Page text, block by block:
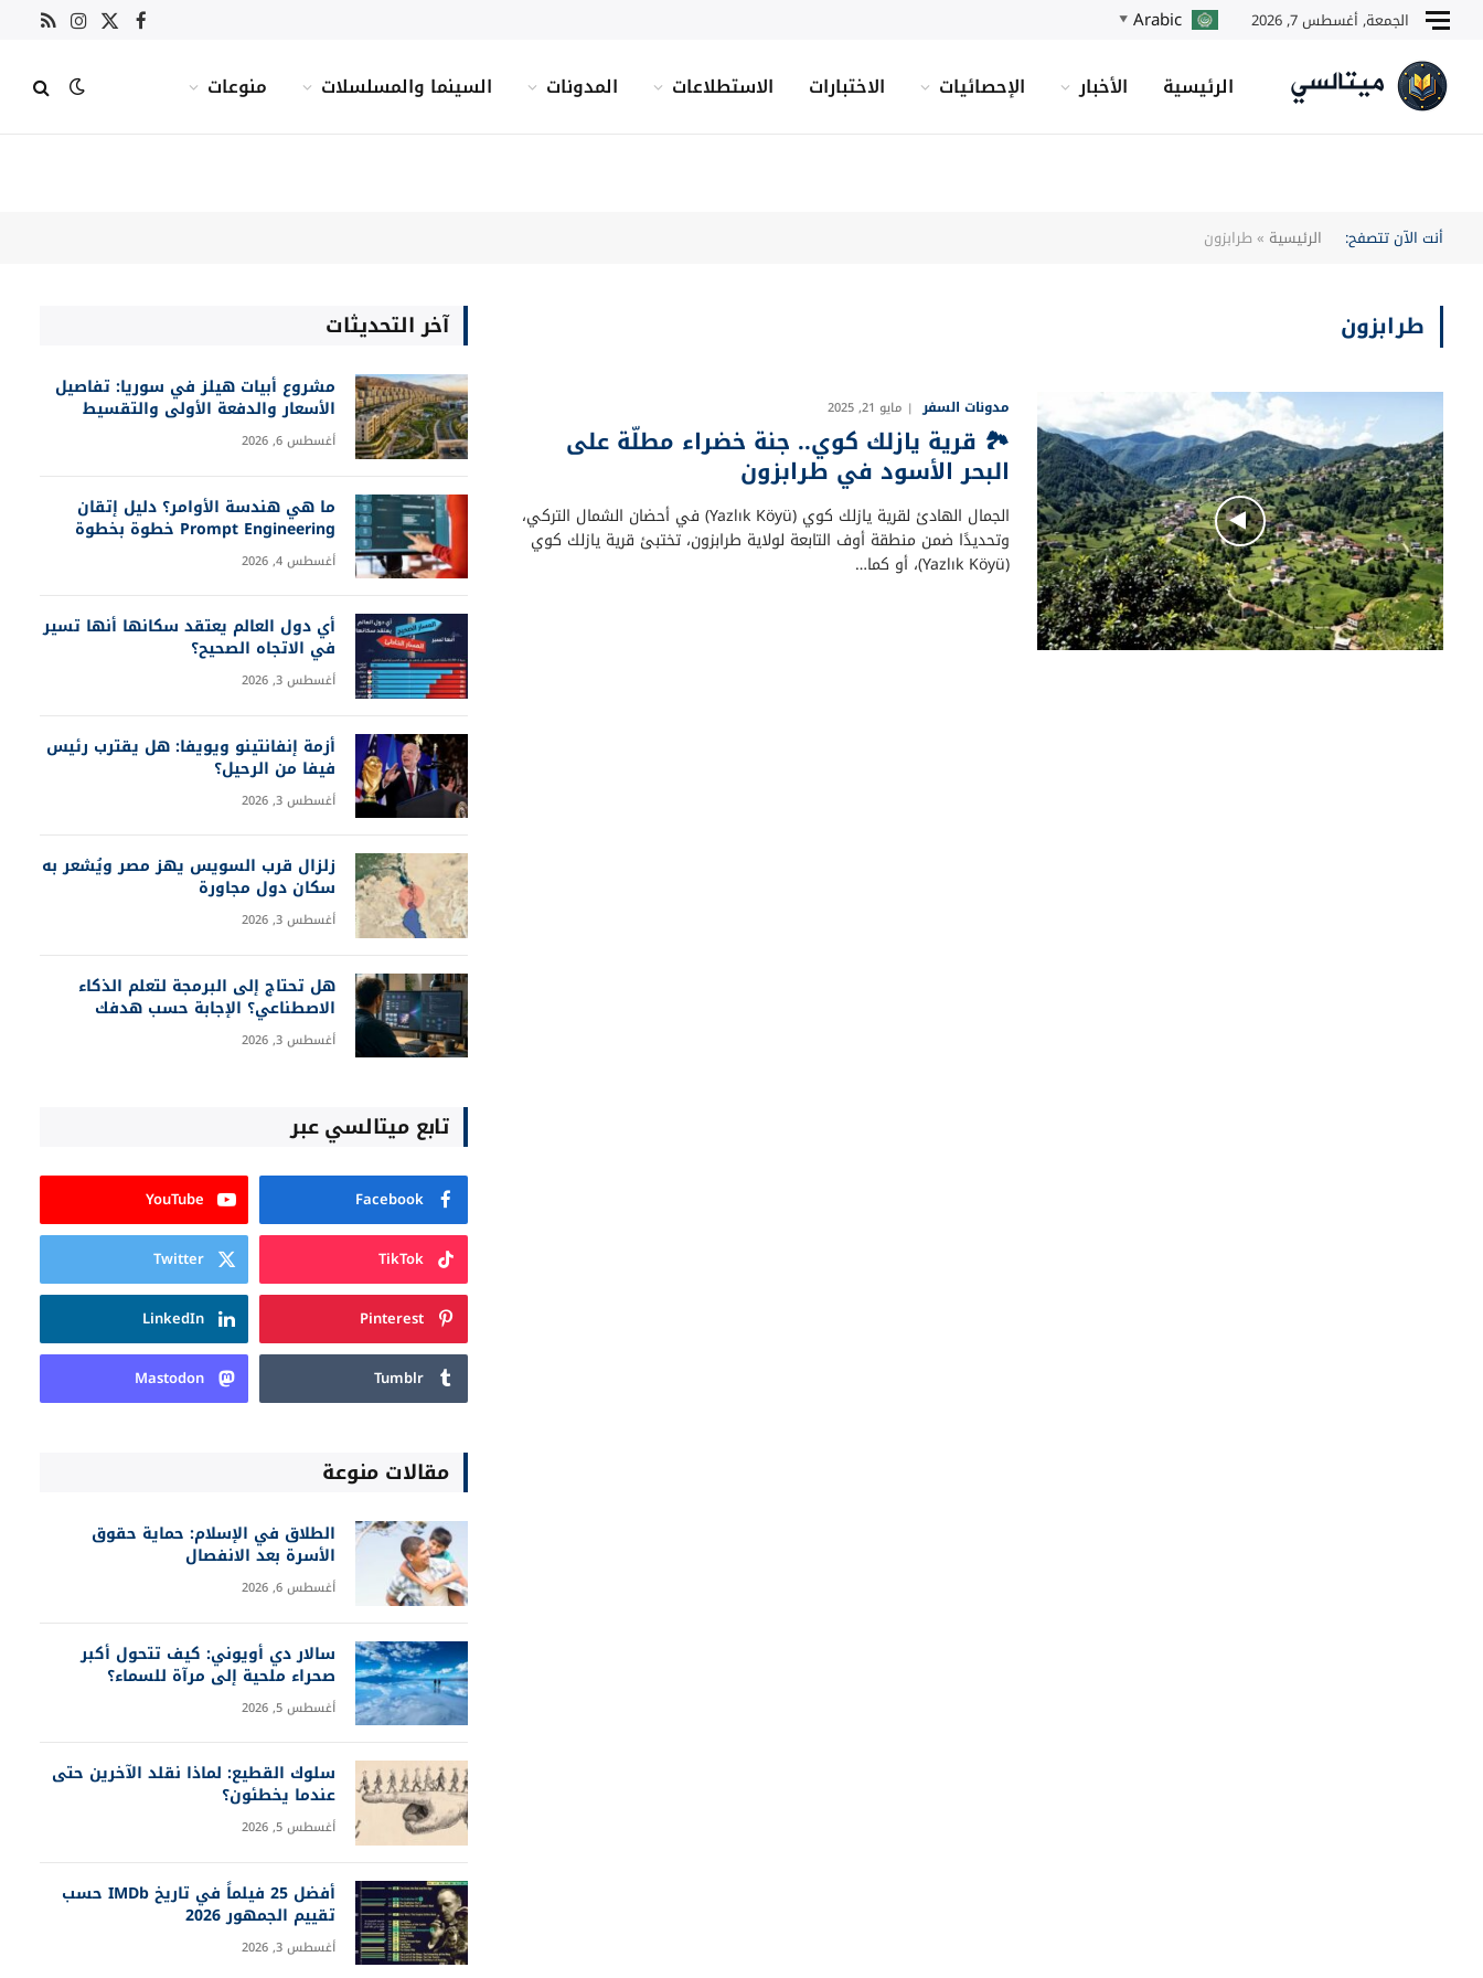
الجمعة, أغسطس 7, 2026 Arabic
▼ فيسبوك
X الانستغرام
RSS
الرئيسية الأخبار الإحصائيات الاختبارات الاستطلاعات المدونات السينما والمسلسلات منوعات
أنت الآن تتصفح: الرئيسية » طرابزون
طرابزون
مدونات السفر مايو 21, 2025
🏞️ قرية يازلك كوي.. جنة خضراء مطلّة على
البحر الأسود في طرابزون
الجمال الهادئ لقرية يازلك كوي (Yazlık Köyü) في أحضان الشمال التركي،
وتحديدًا ضمن منطقة أوف التابعة لولاية طرابزون، تختبئ قرية يازلك كوي
(Yazlık Köyü)، أو كما…
آخر التحديثات
مشروع أبيات هيلز في سوريا: تفاصيل
الأسعار والدفعة الأولى والتقسيط
أغسطس 6, 2026
ما هي هندسة الأوامر؟ دليل إتقان
Prompt Engineering خطوة بخطوة
أغسطس 4, 2026
أي دول العالم يعتقد سكانها أنها تسير
في الاتجاه الصحيح؟
أغسطس 3, 2026
أزمة إنفانتينو ويويفا: هل يقترب رئيس
فيفا من الرحيل؟
أغسطس 3, 2026
زلزال قرب السويس يهز مصر ويُشعر به
سكان دول مجاورة
أغسطس 3, 2026
هل تحتاج إلى البرمجة لتعلم الذكاء
الاصطناعي؟ الإجابة حسب هدفك
أغسطس 3, 2026
تابع ميتالسي عبر
Facebook
YouTube
TikTok
Twitter
Pinterest
LinkedIn
Tumblr
Mastodon
مقالات منوعة
الطلاق في الإسلام: حماية حقوق
الأسرة بعد الانفصال
أغسطس 6, 2026
سالار دي أويوني: كيف تتحول أكبر
صحراء ملحية إلى مرآة للسماء؟
أغسطس 5, 2026
سلوك القطيع: لماذا نقلد الآخرين حتى
عندما يخطئون؟
أغسطس 5, 2026
أفضل 25 فيلماً في تاريخ IMDb حسب
تقييم الجمهور 2026
أغسطس 3, 2026